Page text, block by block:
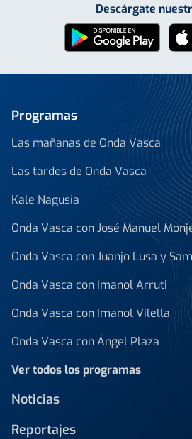
Descárgate
Programas
Las mañanas de Onda Vasca
Las tardes de Onda Vasca
Kale Nagusia
Onda Vasca con José Manuel
Onda Vasca con Juanjo Lusa y
Onda Vasca con Imanol Arruti
Onda Vasca con Imanol Vilella
Onda Vasca con Ángel Plaza
Ver todos los programas
Noticias
Reportajes